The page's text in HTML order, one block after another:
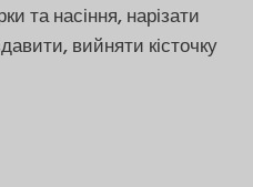
та насіння, нарізати
вийняти кісточку